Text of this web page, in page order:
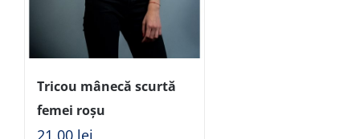
Tricou mânecă scurtă
femei roșu
21,00 lei